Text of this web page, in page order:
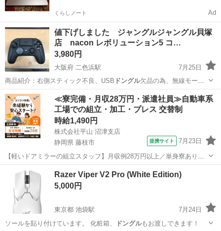
くらしノート Ad
値下げしました ジャングルジャングル貝塚
店 nacon レボリューション5 コ…
3,980円
大阪府 二色浜駅
7月25日
商品紹介：右側スティック不良、USB ドングル欠品の為、無線モード
使用不可です。 …
大阪 貝塚市 二色浜駅 その他 ジャングル
≪寮完備・月収28万円・派遣社員≫自動車系
工場での組立・加工・プレス 交替制
時給1,490円
株式会社平山 沼津支店
静岡県 藤枝市
提携サイト 7月23日
【軽いドアミラーの組立スタッフ】月収例28万円以上／単身寮あり／
年間休日121日／初めてさんも安心のカンタン作業 【未経験歓迎】軽
いドアミラーの組立スタッフ｜新設のキレイな工場◎男女活躍中！ 大
手自動車部品メーカーの新設工...
Razer Viper V2 Pro (White Edition)
5,000円
東京都 池袋駅
7月24日
ソールを貼り付けています。 化粧箱、
ドングルもお渡しできます！